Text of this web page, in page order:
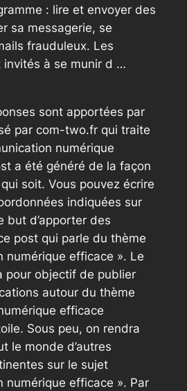
: lire et envoyer des
sa messagerie, se
frauduleux. Les
invités à se munir d …
sont apportées par
par com-two.fr qui traite
numérique
a été généré de la façon
soit. Vous pouvez écrire
indiquées sur
but d’apporter des
post qui parle du thème
numérique efficace ». Le
pour objectif de publier
autour du thème
efficace
Sous peu, on rendra
le monde d’autres
sur le sujet
numérique efficace ». Par